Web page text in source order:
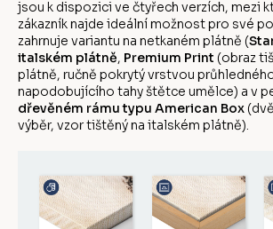
jsou k dispozici ve čtyřech verzích, mezi
zákazník najde ideální možnost pro své
zahrnuje variantu na netkaném plátně (
italském plátně, Premium Print (obraz
plátně, ručně pokrytý vrstvou
napodobujícího tahy štětce umělce) a v
dřevěném rámu typu American Box
výběr, vzor tištěný na italském plátně).